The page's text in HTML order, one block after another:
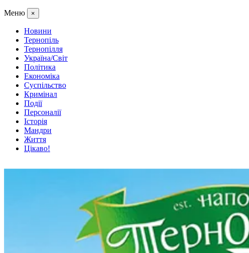
Меню ×
Новини
Тернопіль
Тернопілля
Україна/Світ
Політика
Економіка
Суспільство
Кримінал
Події
Персоналії
Історія
Мандри
Життя
Цікаво!